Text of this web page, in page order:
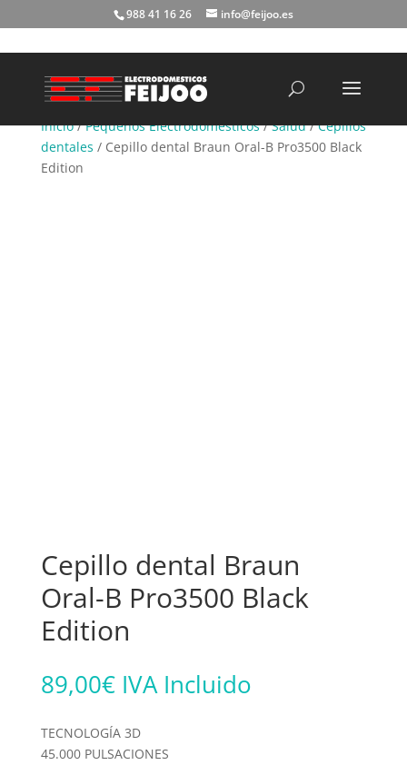
988 41 16 26 info@feijoo.es
Inicio/Pequeños Electrodomésticos/Salud/Cepillos
dentales / Cepillo dental Braun Oral-B Pro3500 Black
Edition
Cepillo dental Braun
Oral-B Pro3500 Black
Edition
89,00€ IVA Incluido
TECNOLOGÍA 3D
45.000 PULSACIONES